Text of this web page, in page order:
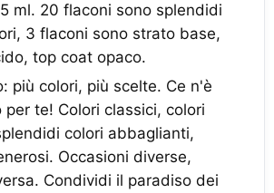
ml. 20 flaconi sono splendidi
3 flaconi sono strato base,
top coat opaco.
più colori, più scelte. Ce n'è
per te! Colori classici, colori
colori abbaglianti,
Occasioni diverse,
Condividi il paradiso dei